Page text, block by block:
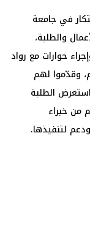
في جامعة
والطلبة،
حوارات مع رواد
وقدّموا لهم
الطلبة
من خبراء
لتنفيذها.